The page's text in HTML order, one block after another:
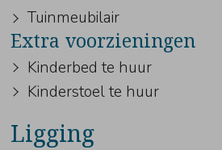
Tuinmeubilair
Extra voorzieningen
Kinderbed te huur
Kinderstoel te huur
Ligging